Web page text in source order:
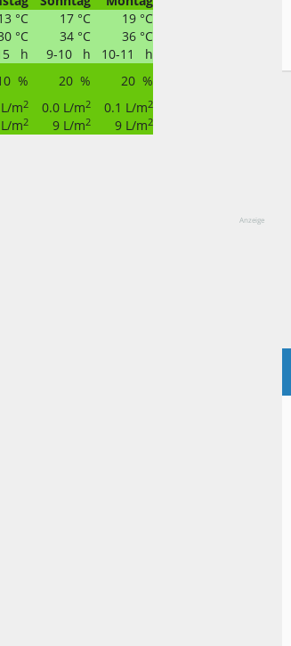
°C 17 °C
19 °C
°C 34 °C
36 °C
h 9-10 h
10-11 h
% 20 %
20 %
m2 0.0 L/m2 0.1 L/m2
m2 9 L/m2 9 L/m2
Anzeige